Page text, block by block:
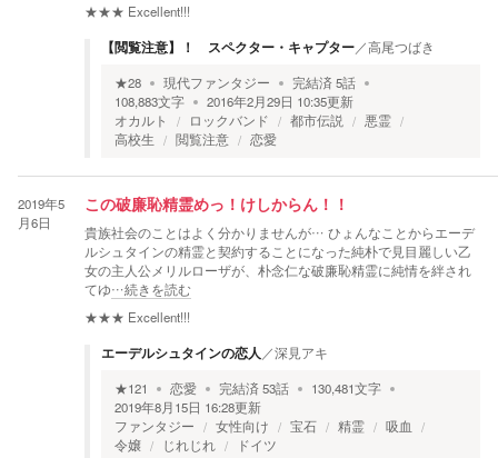
★★★ Excellent!!!
【閲覧注意】！ スペクター・キャプター／高尾つばき
★28 現代ファンタジー 完結済5話
108,883文字 2016年2月29日 10:35更新
オカルト
ロックバンド 都市伝説
悪霊
高校生
閲覧注意 恋愛
2019年5
月6日
この破廉恥精霊めっ！けしからん！！
貴族社会のことはよく分かりませんが… ひょんなことからエーデ
ルシュタインの精霊と契約することになった純朴で見目麗しい乙
女の主人公メリルローザが、朴念仁な破廉恥精霊に純情を絆され
てゆ…続きを読む
★★★ Excellent!!!
エーデルシュタインの恋人 ／深見アキ
★121 恋愛 完結済53話 130,481文字
2019年8月15日 16:28更新
ファンタジー
女性向け 宝石 精霊
吸血
令嬢
じれじれ ドイツ